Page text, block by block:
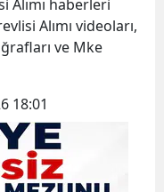
Alımı haberleri
Alımı videoları,
ve Mke
18:01